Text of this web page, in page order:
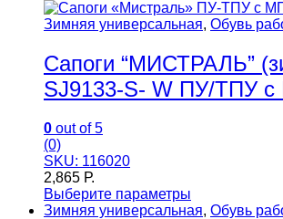
Зимняя универсальная, Обувь
Сапоги “МИСТРАЛЬ”
SJ9133-S- W ПУ/ТПУ
0 out of 5
(0)
SKU: 116020
2,865 Р.
Выберите параметры
Зимняя универсальная, Обувь